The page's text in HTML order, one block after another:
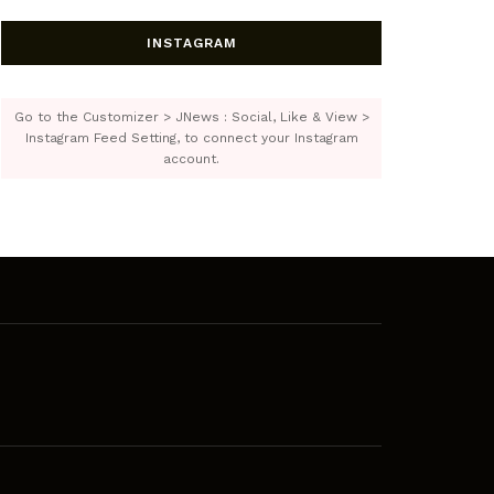
INSTAGRAM
Go to the Customizer > JNews : Social, Like & View >
Instagram Feed Setting, to connect your Instagram
account.